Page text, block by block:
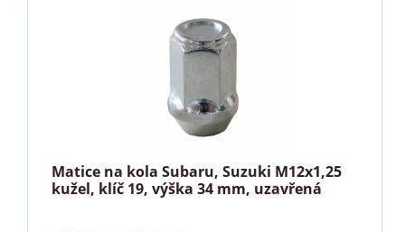
Matice na kola Subaru, Suzuki M12x1,25
kužel, klíč 19, výška 34 mm, uzavřená